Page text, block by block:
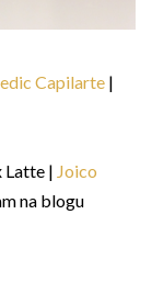
Capilarte |
Latte | Joico
na blogu